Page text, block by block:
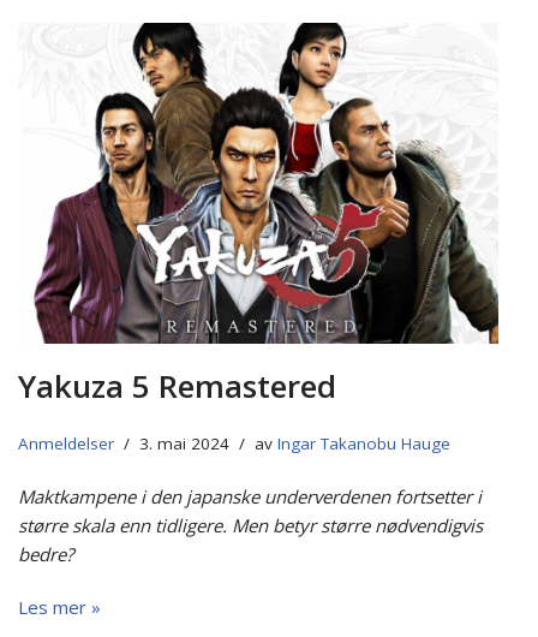
Yakuza 5 Remastered
Anmeldelser 3. mai 2024 av Ingar Takanobu Hauge
Maktkampene i den japanske underverdenen fortsetter i
større skala enn tidligere. Men betyr større nødvendigvis
bedre?
Les mer »